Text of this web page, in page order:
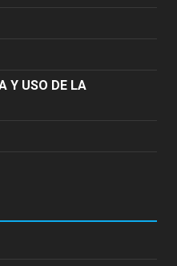
Y USO DE LA